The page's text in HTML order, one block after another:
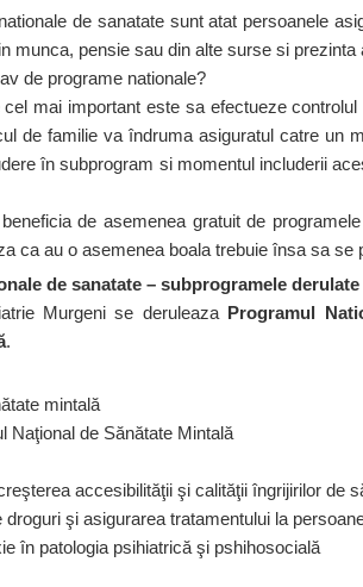
de sanatate sunt atat persoanele
munca, pensie sau din alte surse si
de programe nationale?
cel mai important este sa efectueze
de familie va îndruma asiguratul catre
în subprogram si momentul includerii
de asemenea gratuit de
ca au o asemenea boala trebuie însa sa
de sanatate – subprogramele
Murgeni se deruleaza Programul
.
mintală
Naţional de Sănătate Mintală
accesibilităţii şi calităţii îngrijirilor de
şi asigurarea tratamentului la
în patologia psihiatrică şi pshihosocială